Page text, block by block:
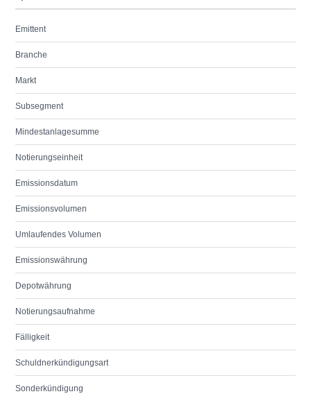
Emittent
Branche
Markt
Subsegment
Mindestanlagesumme
Notierungseinheit
Emissionsdatum
Emissionsvolumen
Umlaufendes Volumen
Emissionswährung
Depotwährung
Notierungsaufnahme
Fälligkeit
Schuldnerkündigungsart
Sonderkündigung